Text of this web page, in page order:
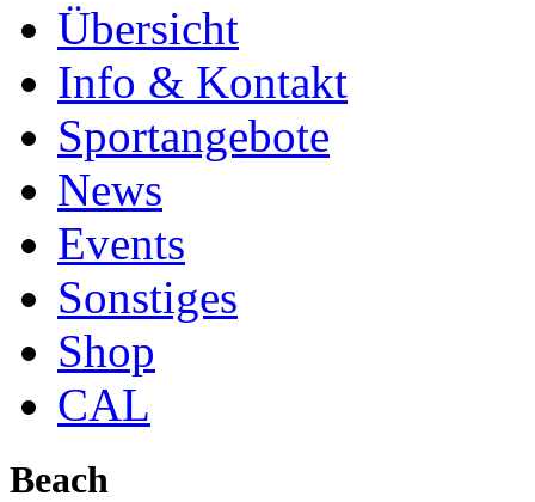
Übersicht
Info & Kontakt
Sportangebote
News
Events
Sonstiges
Shop
CAL
Beach